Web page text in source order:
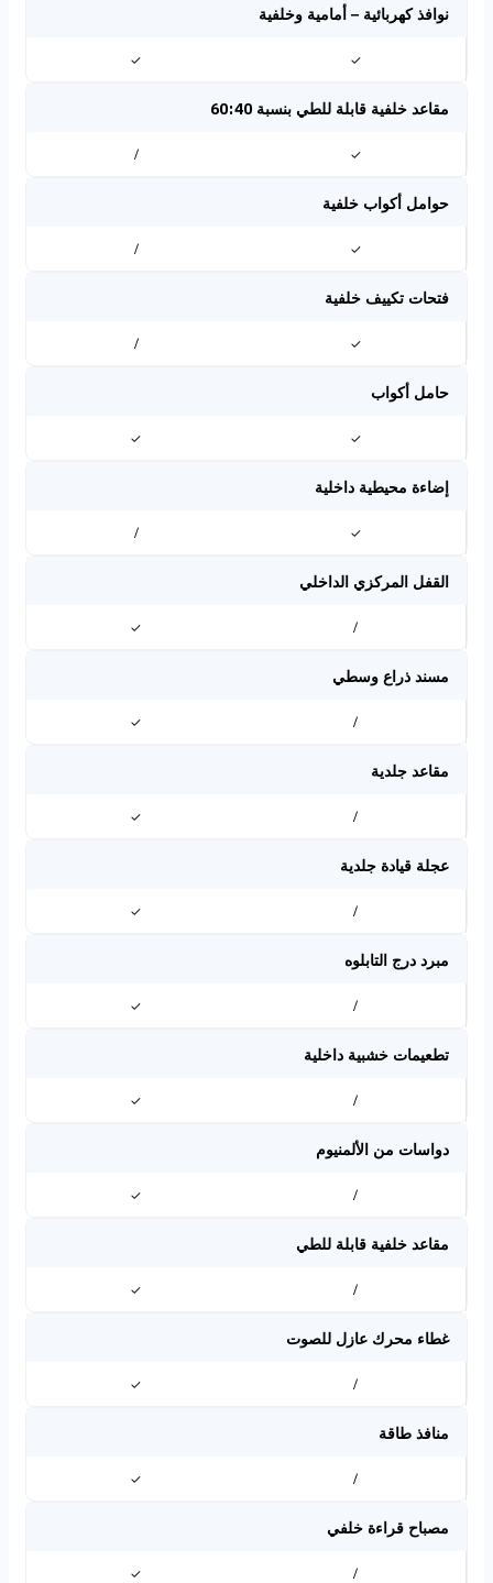
نوافذ كهربائية – أمامية وخلفية
✓
✓
مقاعد خلفية قابلة للطي بنسبة 60:40
✓
/
حوامل أكواب خلفية
✓
/
فتحات تكييف خلفية
✓
/
حامل أكواب
✓
✓
إضاءة محيطية داخلية
✓
/
القفل المركزي الداخلي
/
✓
مسند ذراع وسطي
/
✓
مقاعد جلدية
/
✓
عجلة قيادة جلدية
/
✓
مبرد درج التابلوه
/
✓
تطعيمات خشبية داخلية
/
✓
دواسات من الألمنيوم
/
✓
مقاعد خلفية قابلة للطي
/
✓
غطاء محرك عازل للصوت
/
✓
منافذ طاقة
/
✓
مصباح قراءة خلفي
/
✓